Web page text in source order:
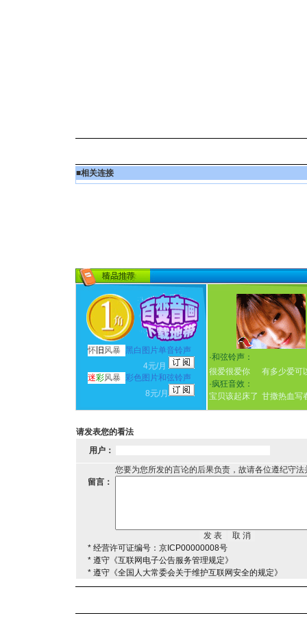
■相关连接
怀 旧 风暴
黑白图片单音铃声
4元/月
迷彩风暴 彩色图片和弦铃声
8元/月
·和弦铃声：
很爱很爱你
有多少爱可
·疯狂音效：
宝贝该起床了 甘撒热血写
请发表您的看法
用户：
您要为您所发的言论的后果负责，故请各位遵纪守
留言：
* 经营许可证编号：京ICP00000008号
* 遵守《互联网电子公告服务管理规定》
* 遵守《全国人大常委会关于维护互联网安全的规定》